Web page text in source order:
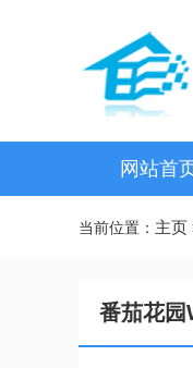
网站首
当前位置： 主页
番茄花园